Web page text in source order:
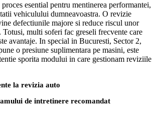
esential pentru mentinerea performantei,
vehiculului dumneavoastra. O revizie
defectiunile majore si reduce riscul unor
Totusi, multi soferi fac greseli frecvente care
avantaje. In special in Bucuresti, Sector 2,
o presiune suplimentara pe masini, este
sporita modului in care gestionam reviziile
la revizia auto
de intretinere recomandat